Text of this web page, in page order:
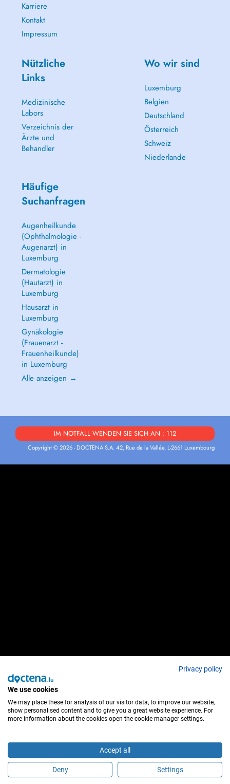
Sind Sie dieser Behandler?
Karriere
Kontakt
Impressum
Nützliche
Links
Medizinische
Labors
Verzeichnis der
Ärzte und
Behandler
Wo wir sind
Luxemburg
Belgien
Deutschland
Österreich
Schweiz
Niederlande
Häufige
Suchanfragen
Augenheilkunde
(Ophthalmologie -
Augenarzt) in
Luxemburg
Dermatologie
(Hautarzt) in
Luxemburg
Hausarzt in
Luxemburg
Gynäkologie
(Frauenarzt -
Frauenheilkunde)
in Luxemburg
Alle anzeigen →
IM NOTFALL WENDEN SIE SICH AN : 112
Copyright © 2026 - DOCTENA S.A. 42, Rue de la Vallée, L-2661 Luxembourg
Privacy policy
We use cookies
We may place these for analysis of our visitor data, to improve our website,
show personalised content and to give you a great website experience. For
more information about the cookies open the cookie manager settings.
Accept all
Deny Settings